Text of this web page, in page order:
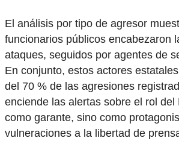
El análisis por tipo de agresor
funcionarios públicos encabezaron
ataques, seguidos por agentes de
En conjunto, estos actores
del 70 % de las agresiones
enciende las alertas sobre el rol del
como garante, sino como
vulneraciones a la libertad de